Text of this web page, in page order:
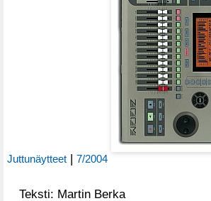
Juttunäytteet | 7/2004
Teksti: Martin Berka